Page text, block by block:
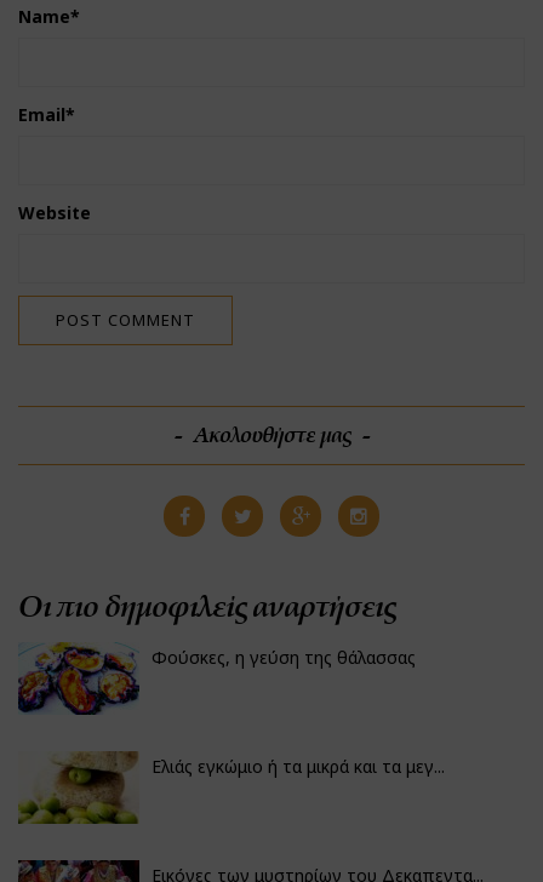
Name*
Email*
Website
Ακολουθήστε μας
Οι πιο δημοφιλείς αναρτήσεις
Φούσκες, η γεύση της θάλασσας
Ελιάς εγκώμιο ή τα μικρά και τα μεγ...
Εικόνες των μυστηρίων του Δεκαπεντα...